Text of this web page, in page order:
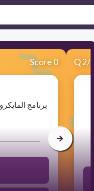
Score 0
​برنامج
Q2/4